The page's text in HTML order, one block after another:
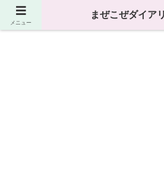
まぜこぜダイア
メニュー
まぜこぜダイア